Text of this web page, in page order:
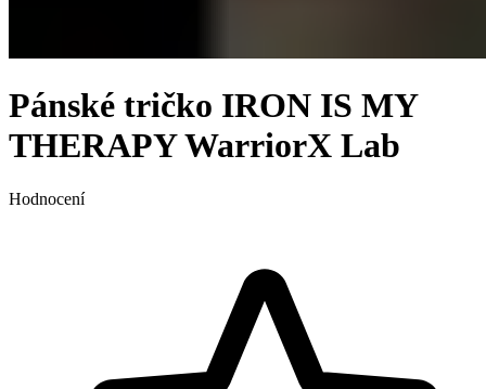
Pánské tričko IRON IS MY
THERAPY WarriorX Lab
Hodnocení